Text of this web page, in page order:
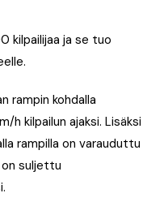
kilpailijaa ja se tuo
rampin kohdalla
h kilpailun ajaksi. Lisäksi
rampilla on varauduttu
on suljettu